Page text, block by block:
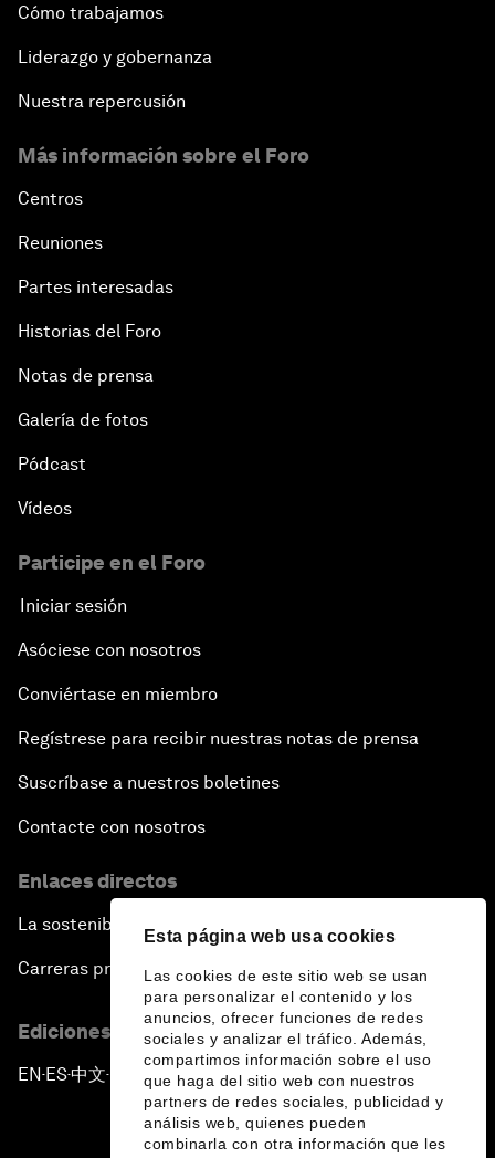
Esta página web usa cookies
Las cookies de este sitio web se usan
para personalizar el contenido y los
anuncios, ofrecer funciones de redes
sociales y analizar el tráfico. Además,
compartimos información sobre el uso
que haga del sitio web con nuestros
partners de redes sociales, publicidad y
análisis web, quienes pueden
combinarla con otra información que les
Cómo trabajamos
Liderazgo y gobernanza
Nuestra repercusión
Más información sobre el Foro
Centros
Reuniones
Partes interesadas
Historias del Foro
Notas de prensa
Galería de fotos
Pódcast
Vídeos
Participe en el Foro
Iniciar sesión
Asóciese con nosotros
Conviértase en miembro
Regístrese para recibir nuestras notas de prensa
Suscríbase a nuestros boletines
Contacte con nosotros
Enlaces directos
La sostenibilidad en el Foro
Carreras profesionales
Ediciones en otros idiomas
EN ▪ ES▪中文▪ 日本語